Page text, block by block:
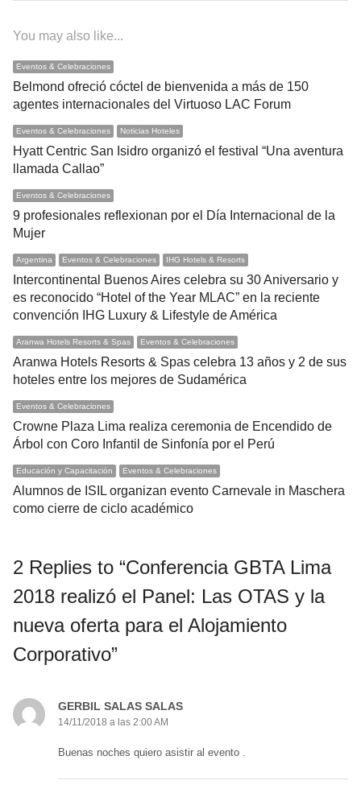
You may also like...
Eventos & Celebraciones
Belmond ofreció cóctel de bienvenida a más de 150
agentes internacionales del Virtuoso LAC Forum
Eventos & Celebraciones Noticias Hoteles
Hyatt Centric San Isidro organizó el festival “Una aventura
llamada Callao”
Eventos & Celebraciones
9 profesionales reflexionan por el Día Internacional de la
Mujer
Argentina Eventos & Celebraciones IHG Hotels & Resorts
Intercontinental Buenos Aires celebra su 30 Aniversario y
es reconocido “Hotel of the Year MLAC” en la reciente
convención IHG Luxury & Lifestyle de América
Aranwa Hotels Resorts & Spas Eventos & Celebraciones
Aranwa Hotels Resorts & Spas celebra 13 años y 2 de sus
hoteles entre los mejores de Sudamérica
Eventos & Celebraciones
Crowne Plaza Lima realiza ceremonia de Encendido de
Árbol con Coro Infantil de Sinfonía por el Perú
Educación y Capacitación Eventos & Celebraciones
Alumnos de ISIL organizan evento Carnevale in Maschera
como cierre de ciclo académico
2 Replies to “Conferencia GBTA Lima
2018 realizó el Panel: Las OTAS y la
nueva oferta para el Alojamiento
Corporativo”
GERBIL SALAS SALAS
14/11/2018 a las 2:00 AM
Buenas noches quiero asistir al evento .